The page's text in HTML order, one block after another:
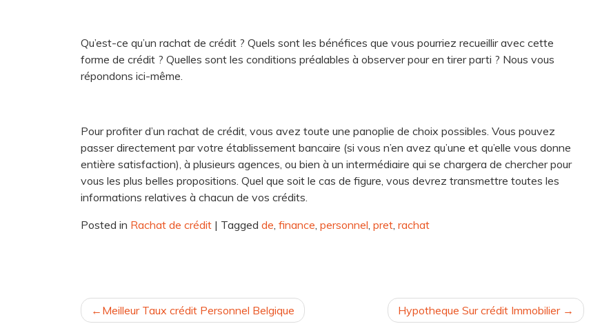
Qu’est-ce qu’un rachat de crédit ? Quels sont les bénéfices que vous pourriez recueillir avec cette
forme de crédit ? Quelles sont les conditions préalables à observer pour en tirer parti ? Nous vous
répondons ici-même.
Pour profiter d’un rachat de crédit, vous avez toute une panoplie de choix possibles. Vous pouvez
passer directement par votre établissement bancaire (si vous n’en avez qu’une et qu’elle vous donne
entière satisfaction), à plusieurs agences, ou bien à un intermédiaire qui se chargera de chercher pour
vous les plus belles propositions. Quel que soit le cas de figure, vous devrez transmettre toutes les
informations relatives à chacun de vos crédits.
Posted in Rachat de crédit | Tagged de finance personnel pret rachat
NAVIGATION
Meilleur Taux crédit Personnel Belgique Hypotheque Sur crédit Immobilier